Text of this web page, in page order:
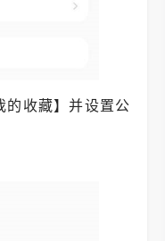
收藏】并设置公